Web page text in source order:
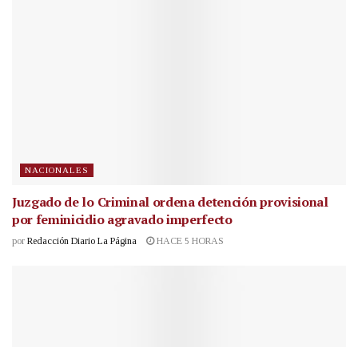
NACIONALES
Juzgado de lo Criminal ordena detención provisional
por feminicidio agravado imperfecto
por Redacción Diario La Página HACE 5 HORAS